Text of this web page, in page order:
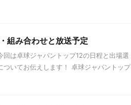
組み合わせと放送予定
は卓球ジャパントップ12の日程と出場選
いてお伝えします！ 卓球ジャパントップ